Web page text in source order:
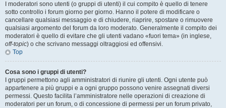
I moderatori sono utenti (o gruppi di utenti) il cui compito è quello di tenere
sotto controllo i forum giorno per giorno. Hanno il potere di modificare o
cancellare qualsiasi messaggio e di chiudere, riaprire, spostare o rimuovere
qualsiasi argomento del forum da loro moderato. Generalmente il compito dei
moderatori è quello di evitare che gli utenti vadano «fuori tema» (in inglese,
off-topic) o che scrivano messaggi oltraggiosi ed offensivi.
Top
Cosa sono i gruppi di utenti?
I gruppi permettono agli amministratori di riunire gli utenti. Ogni utente può
appartenere a più gruppi e a ogni gruppo possono venire assegnati diversi
permessi. Questo facilita l’amministratore nelle operazioni di creazione di
moderatori per un forum, o di concessione di permessi per un forum privato,